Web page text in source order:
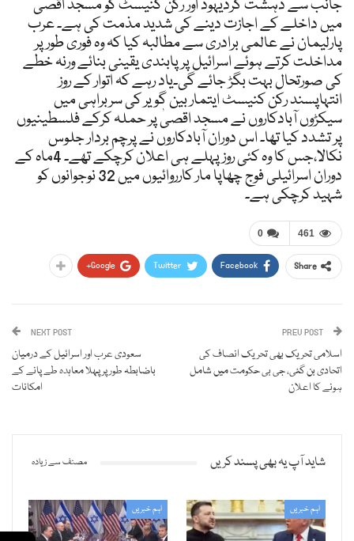
جانب سے دہشت گردیہود اور رکن کنیسٹ کو مسجد اقصیٰ
میں داخلے کے اجازت دینے کی شدید مذمت کی ہے۔ عرب
پارلیمان نے عالمی برادری سے مطالبہ کیا کہ وہ فوری طور پر
مداخلت کرتے ہوئے اسرائیل پر پابندی یقینی بنائے ورنہ خطے
کی صورتحال بہت بگڑ جائے گی۔یاد رہے کہ اتوار کے روز
انتہاپسند رکن کنیسٹ ایتمار بین گویر کی سربراہی میں
سیکڑوں آبادکاروں نے مسجد اقصیٰ پر حملہ کرکے فلسطینیوں
پر تشدد کیا تھا۔ اس دوران آبادکاروں نے پرچم بردار جلوس
نکالا،جس کا وہ کئی روز پہلے ہی اعلان کرچکے تھے۔ 4ماہ کے
دوران اسرائیلی فوج چھاپا مار کارروائیوں میں 32 نوجوانوں کو
شہید کرچکی ہے۔
0 461
Share
Facebook
Twitter
Google+
اسلامی تحریک بھی تحریک انصاف کی
اتحادی بن گئی، جی بی حکومت میں شامل
ہونے کا اعلان
NEXT POST
سعودی عرب اور اسرائیل کے درمیان
باضابطہ طور پر پہلا معاہدہ طے پانے کے
امکانات
شاید آپ یہ بھی پسند کریں مصنف سے زیادہ
اہم خبریں اہم خبریں